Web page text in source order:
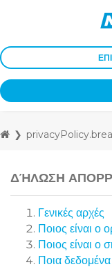
ΔΉΛΩΣΗ
Γενικές αρχές
Ποιος είναι ο
Ποιος είναι ο
Ποια δεδομένα